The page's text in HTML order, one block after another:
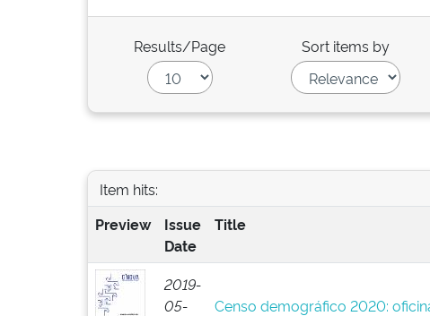
Results/Page Sort items by
Item hits:
Preview
Issue
Date
Title
2019-
05-
Censo demográfico 2020: